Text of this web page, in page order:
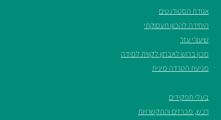
אגודת הסטודנטים
היחידה להכוון תעסוקתי
שיעורי עזר
מכון ברוש לאבחון לקווית למידה
מניעת הטרדה מינית
בעלי תפקידים
רכש, מכרזים והתקשרויות